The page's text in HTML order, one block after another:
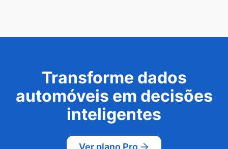
Transforme dados
automóveis em decisões
inteligentes
Ver plano Pro